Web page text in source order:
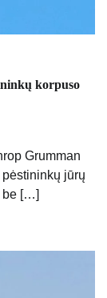
korpuso
Grumman
jūrų
be […]